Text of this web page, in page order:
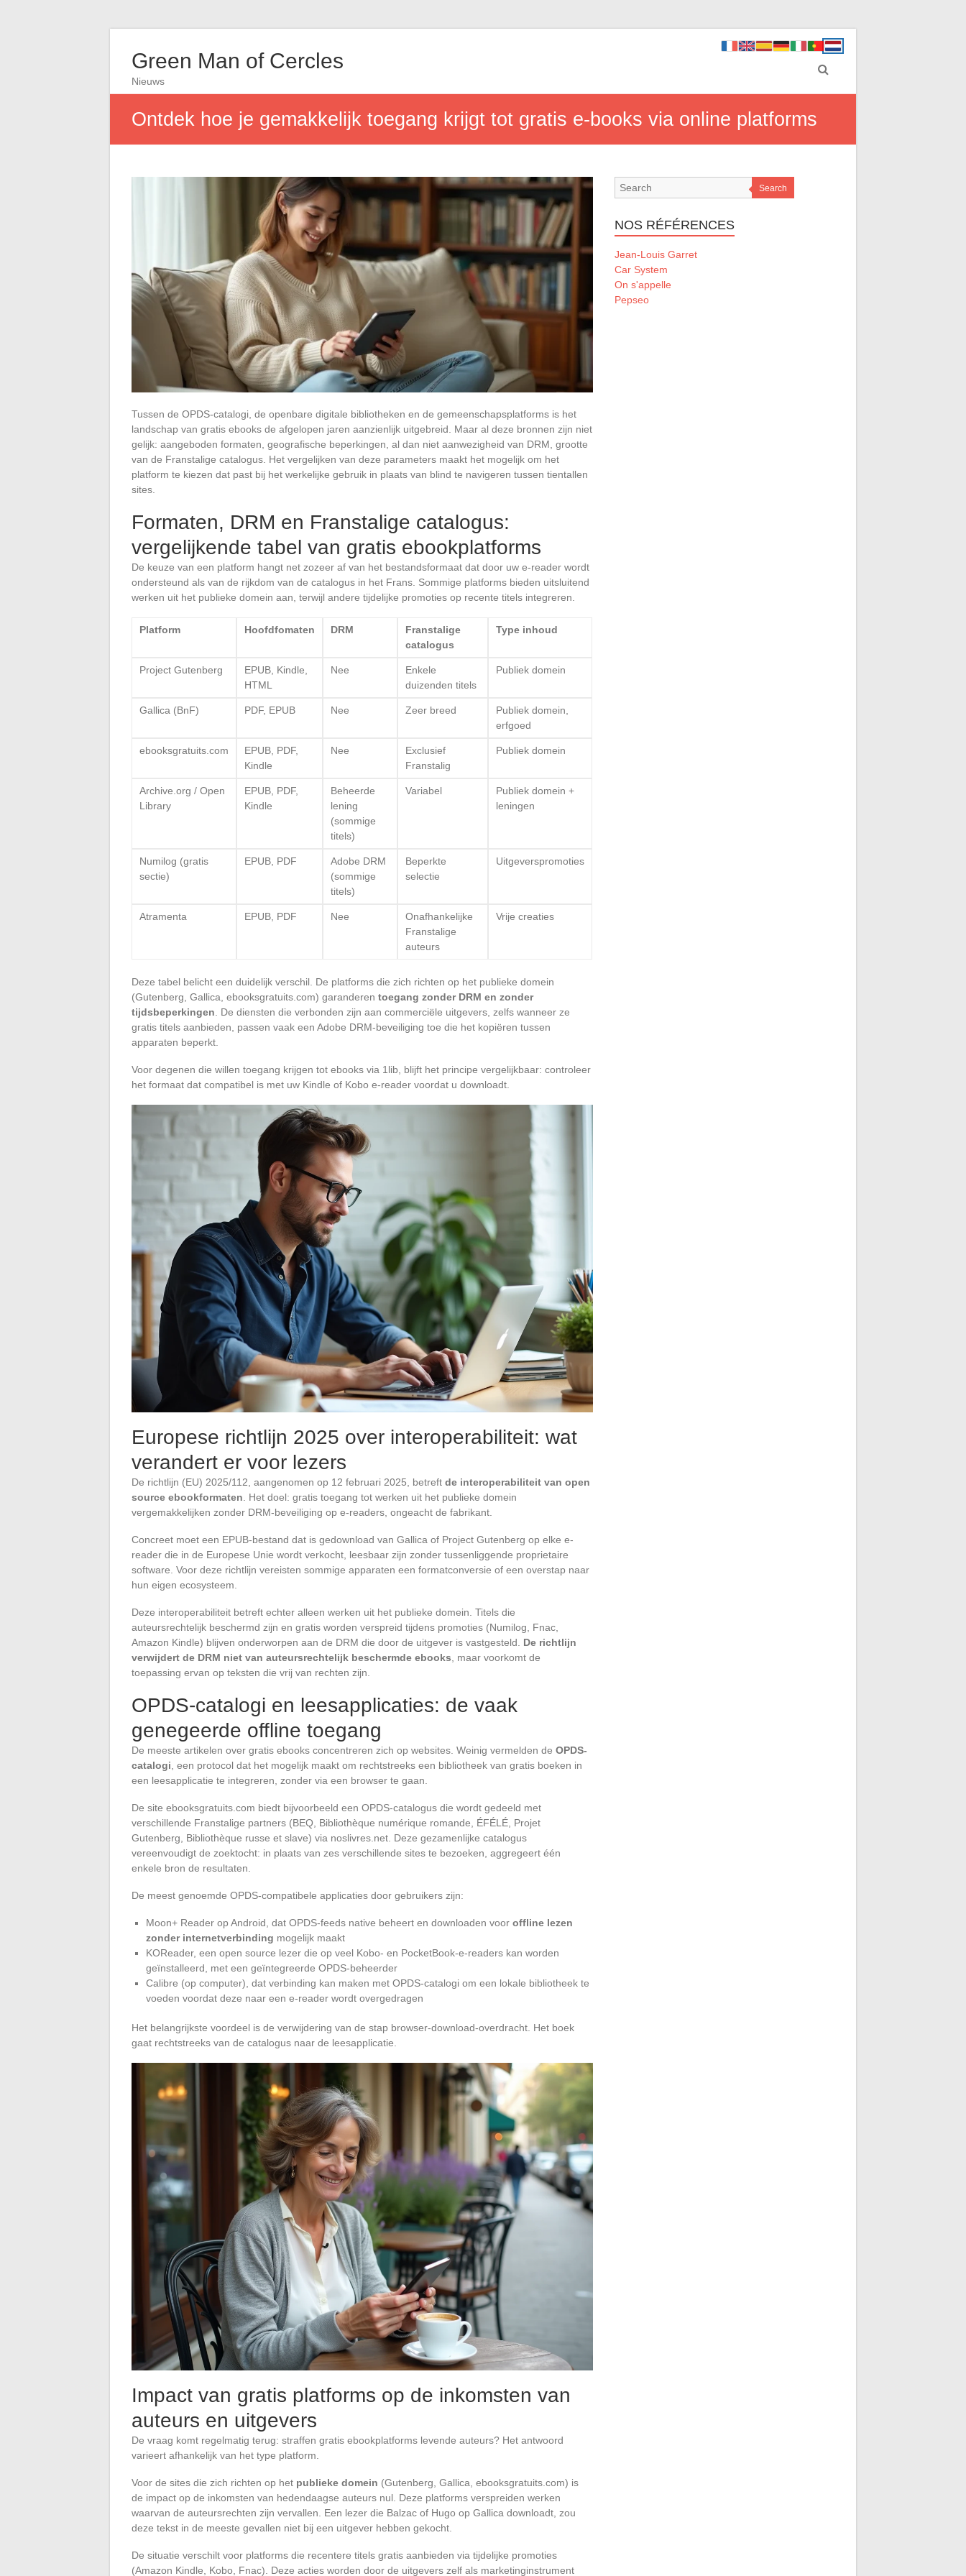
Green Man of Cercles
Nieuws
Ontdek hoe je gemakkelijk toegang krijgt tot gratis e-books via online platforms
Tussen de OPDS-catalogi, de openbare digitale bibliotheken en de gemeenschapsplatforms is het
landschap van gratis ebooks de afgelopen jaren aanzienlijk uitgebreid. Maar al deze bronnen zijn niet
gelijk: aangeboden formaten, geografische beperkingen, al dan niet aanwezigheid van DRM, grootte
van de Franstalige catalogus. Het vergelijken van deze parameters maakt het mogelijk om het
platform te kiezen dat past bij het werkelijke gebruik in plaats van blind te navigeren tussen tientallen
sites.
Formaten, DRM en Franstalige catalogus:
vergelijkende tabel van gratis ebookplatforms
De keuze van een platform hangt net zozeer af van het bestandsformaat dat door uw e-reader wordt
ondersteund als van de rijkdom van de catalogus in het Frans. Sommige platforms bieden uitsluitend
werken uit het publieke domein aan, terwijl andere tijdelijke promoties op recente titels integreren.
Platform Hoofdfomaten DRM
Franstalige
catalogus
Type inhoud
Project Gutenberg
EPUB, Kindle,
HTML
Nee
Enkele
duizenden titels
Publiek domein
Gallica (BnF) PDF, EPUB Nee Zeer breed
Publiek domein,
erfgoed
ebooksgratuits.com
EPUB, PDF,
Kindle
Nee
Exclusief
Franstalig
Publiek domein
Archive.org / Open
Library
EPUB, PDF,
Kindle
Beheerde
lening
(sommige
titels)
Variabel
Publiek domein +
leningen
Numilog (gratis
sectie)
EPUB, PDF
Adobe DRM
(sommige
titels)
Beperkte
selectie
Uitgeverspromoties
Atramenta EPUB, PDF Nee
Onafhankelijke
Franstalige
auteurs
Vrije creaties
Deze tabel belicht een duidelijk verschil. De platforms die zich richten op het publieke domein
(Gutenberg, Gallica, ebooksgratuits.com) garanderen toegang zonder DRM en zonder
tijdsbeperkingen . De diensten die verbonden zijn aan commerciële uitgevers, zelfs wanneer ze
gratis titels aanbieden, passen vaak een Adobe DRM-beveiliging toe die het kopiëren tussen
apparaten beperkt.
Voor degenen die willen toegang krijgen tot ebooks via 1lib, blijft het principe vergelijkbaar: controleer
het formaat dat compatibel is met uw Kindle of Kobo e-reader voordat u downloadt.
Europese richtlijn 2025 over interoperabiliteit: wat
verandert er voor lezers
De richtlijn (EU) 2025/112, aangenomen op 12 februari 2025, betreft de interoperabiliteit van open
source ebookformaten . Het doel: gratis toegang tot werken uit het publieke domein
vergemakkelijken zonder DRM-beveiliging op e-readers, ongeacht de fabrikant.
Concreet moet een EPUB-bestand dat is gedownload van Gallica of Project Gutenberg op elke e-
reader die in de Europese Unie wordt verkocht, leesbaar zijn zonder tussenliggende proprietaire
software. Voor deze richtlijn vereisten sommige apparaten een formatconversie of een overstap naar
hun eigen ecosysteem.
Deze interoperabiliteit betreft echter alleen werken uit het publieke domein. Titels die
auteursrechtelijk beschermd zijn en gratis worden verspreid tijdens promoties (Numilog, Fnac,
Amazon Kindle) blijven onderworpen aan de DRM die door de uitgever is vastgesteld. De richtlijn
verwijdert de DRM niet van auteursrechtelijk beschermde ebooks , maar voorkomt de
toepassing ervan op teksten die vrij van rechten zijn.
OPDS-catalogi en leesapplicaties: de vaak
genegeerde offline toegang
De meeste artikelen over gratis ebooks concentreren zich op websites. Weinig vermelden de OPDS-
catalogi , een protocol dat het mogelijk maakt om rechtstreeks een bibliotheek van gratis boeken in
een leesapplicatie te integreren, zonder via een browser te gaan.
De site ebooksgratuits.com biedt bijvoorbeeld een OPDS-catalogus die wordt gedeeld met
verschillende Franstalige partners (BEQ, Bibliothèque numérique romande, ÉFÉLÉ, Projet
Gutenberg, Bibliothèque russe et slave) via noslivres.net. Deze gezamenlijke catalogus
vereenvoudigt de zoektocht: in plaats van zes verschillende sites te bezoeken, aggregeert één
enkele bron de resultaten.
De meest genoemde OPDS-compatibele applicaties door gebruikers zijn:
Moon+ Reader op Android, dat OPDS-feeds native beheert en downloaden voor offline lezen
zonder internetverbinding mogelijk maakt
KOReader, een open source lezer die op veel Kobo- en PocketBook-e-readers kan worden
geïnstalleerd, met een geïntegreerde OPDS-beheerder
Calibre (op computer), dat verbinding kan maken met OPDS-catalogi om een lokale bibliotheek te
voeden voordat deze naar een e-reader wordt overgedragen
Het belangrijkste voordeel is de verwijdering van de stap browser-download-overdracht. Het boek
gaat rechtstreeks van de catalogus naar de leesapplicatie.
Impact van gratis platforms op de inkomsten van
auteurs en uitgevers
De vraag komt regelmatig terug: straffen gratis ebookplatforms levende auteurs? Het antwoord
varieert afhankelijk van het type platform.
Voor de sites die zich richten op het publieke domein (Gutenberg, Gallica, ebooksgratuits.com) is
de impact op de inkomsten van hedendaagse auteurs nul. Deze platforms verspreiden werken
waarvan de auteursrechten zijn vervallen. Een lezer die Balzac of Hugo op Gallica downloadt, zou
deze tekst in de meeste gevallen niet bij een uitgever hebben gekocht.
De situatie verschilt voor platforms die recentere titels gratis aanbieden via tijdelijke promoties
(Amazon Kindle, Kobo, Fnac). Deze acties worden door de uitgevers zelf als marketinginstrument
Search
NOS RÉFÉRENCES
Jean-Louis Garret
Car System
On s'appelle
Pepseo